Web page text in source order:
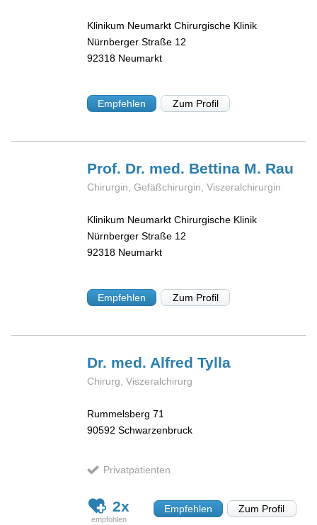
Klinikum Neumarkt Chirurgische Klinik
Nürnberger Straße 12
92318 Neumarkt
Empfehlen Zum Profil
Prof. Dr. med. Bettina M. Rau
Chirurgin, Gefäßchirurgin, Viszeralchirurgin
Klinikum Neumarkt Chirurgische Klinik
Nürnberger Straße 12
92318 Neumarkt
Empfehlen Zum Profil
Dr. med. AlfredTylla
Chirurg, Viszeralchirurg
Rummelsberg 71
90592 Schwarzenbruck
Privatpatienten
2x Empfehlen Zum Profil